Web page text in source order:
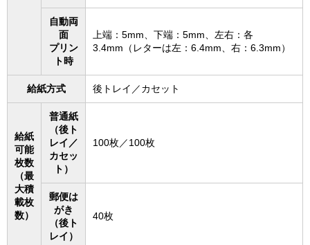
自動両
面
プリン
ト時
上端：5mm、下端：5mm、左右：各
3.4mm（レターは左：6.4mm、右：6.3mm）
給紙方式 後トレイ／カセット
給紙
可能
枚数
（最
大積
載枚
数）
普通紙
（後ト
レイ／
カセッ
ト）
100枚／100枚
郵便は
がき
（後ト
レイ）
40枚